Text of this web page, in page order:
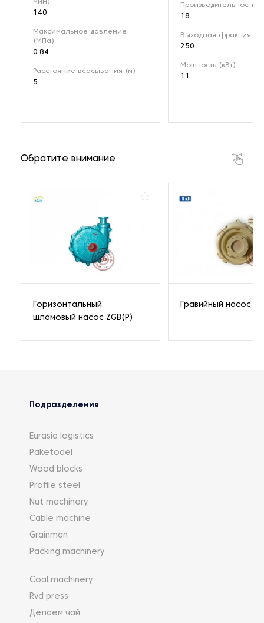
мин)
140
Максимальное давление
(МПа)
0.84
Расстояние всасывания (м)
5
Производительность
18
Выходная фракция
250
Мощность (кВт)
11
Обратите внимание
Горизонтальный
шламовый насос ZGB(P)
Гравийный насос
Подразделения
Eurasia logistics
Paketodel
Wood blocks
Profile steel
Nut machinery
Cable machine
Grainman
Packing machinery
Coal machinery
Rvd press
Делаем чай